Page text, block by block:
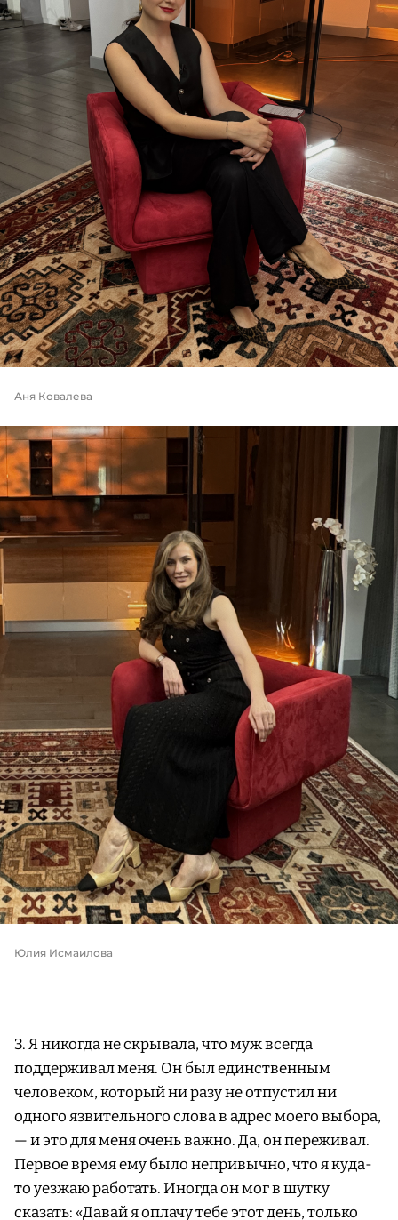
Аня Ковалева
Юлия Исмаилова
3. Я никогда не скрывала, что муж всегда
поддерживал меня. Он был единственным
человеком, который ни разу не отпустил ни
одного язвительного слова в адрес моего выбора,
— и это для меня очень важно. Да, он переживал.
Первое время ему было непривычно, что я куда-
то уезжаю работать. Иногда он мог в шутку
сказать: «Давай я оплачу тебе этот день, только